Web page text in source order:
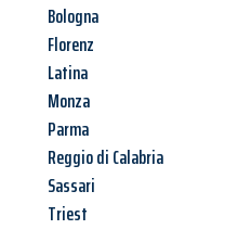
Bologna
Florenz
Latina
Monza
Parma
Reggio di Calabria
Sassari
Triest